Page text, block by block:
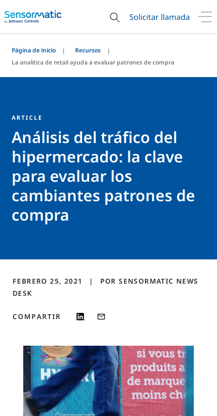
Solicitar llamada
Página de inicio
Recursos
La analítica de retail ayuda a evaluar patrones de compra
ARTICLE
Análisis del tráfico del
hipermercado: la clave
para evaluar los
cambiantes patrones de
compra
FEBRERO 25, 2021 POR SENSORMATIC NEWS
DESK
COMPARTIR